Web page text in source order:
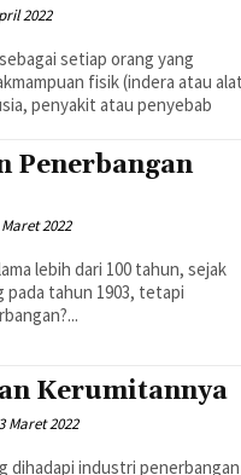
2022
setiap orang yang
fisik (indera atau alat
penyakit atau penyebab
Penerbangan
2022
lebih dari 100 tahun, sejak
tahun 1903, tetapi
Kerumitannya
Maret 2022
dihadapi industri penerbangan